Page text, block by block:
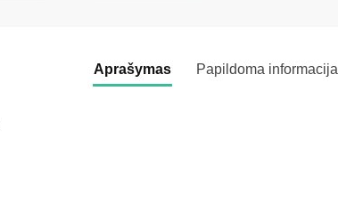
Aprašymas Papildoma informacija